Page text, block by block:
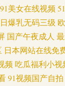
频 男女上床视频 久
网 92传媒 91在线
丝袜色图 青草97超
91美女在线视频
爆乳无码三级
国产午夜成人
日本网站在线免
频 吃瓜福利小视
91视频国产自拍